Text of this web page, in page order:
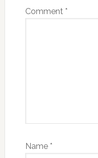
Comment *
Name *